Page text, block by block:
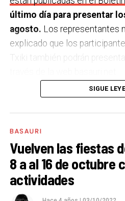
último día para presentar
agosto. Los representantes
explicado que los
Txiki también podrán
El único requisito para
siguiente texto figure en el
Basauri.:
SAN FAUSTO 2023
BASAURI
SIGUE
BASAURI
Vuelven las fiestas
8 a al 16 de octubre
actividades